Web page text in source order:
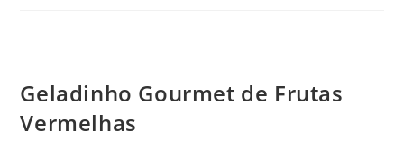
Geladinho Gourmet de Frutas
Vermelhas